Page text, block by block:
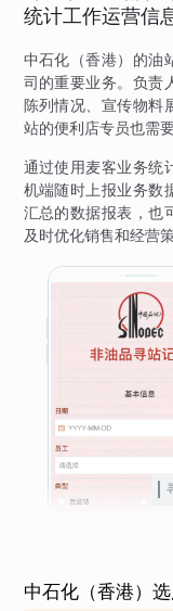
统计工作运营信
中石化（香港）的油
司的重要业务。负责
陈列情况、宣传物料
站的便利店专员也需
通过使用麦客业务统
机端随时上报业务数
汇总的数据报表，也
及时优化销售和经营策
中石化（香港）